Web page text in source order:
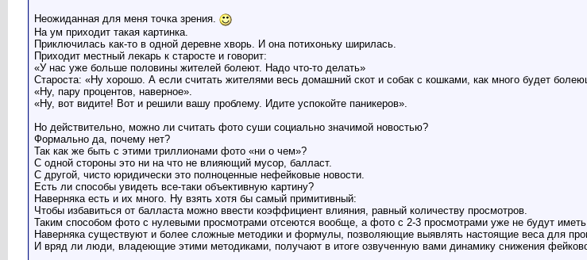
Неожиданная для меня точка зрения.
На ум приходит такая картинка.
Приключилась как-то в одной деревне хворь. И она потихоньку ширилась.
Приходит местный лекарь к старосте и говорит:
«У нас уже больше половины жителей болеют. Надо что-то делать»
Староста: «Ну хорошо. А если считать жителями весь домашний скот и собак с кошками, как много будет
«Ну, пару процентов, наверное».
«Ну, вот видите! Вот и решили вашу проблему. Идите успокойте паникеров».
Но действительно, можно ли считать фото суши социально значимой новостью?
Формально да, почему нет?
Так как же быть с этими триллионами фото «ни о чем»?
С одной стороны это ни на что не влияющий мусор, балласт.
С другой, чисто юридически это полноценные нефейковые новости.
Есть ли способы увидеть все-таки объективную картину?
Наверняка есть и их много. Ну взять хотя бы самый примитивный:
Чтобы избавиться от балласта можно ввести коэффициент влияния, равный количеству просмотров.
Таким способом фото с нулевыми просмотрами отсеются вообще, а фото с 2-3 просмотрами уже не будут
Наверняка существуют и более сложные методики и формулы, позволяющие выявлять настоящие веса для
И вряд ли люди, владеющие этими методиками, получают в итоге озвученную вами динамику снижения